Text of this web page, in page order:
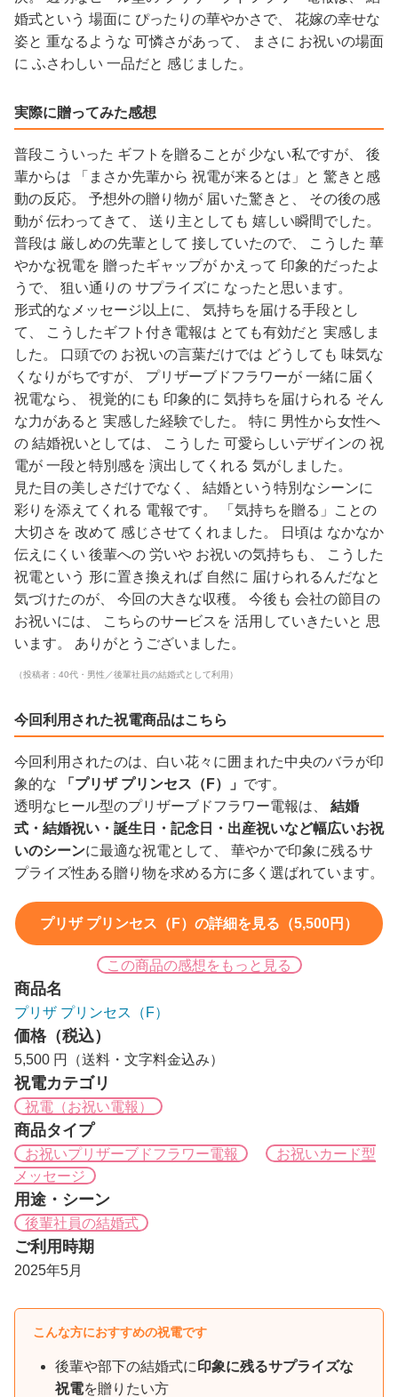
婚式という 場面に ぴったりの華やかさで、 花嫁の幸せな
姿と 重なるような 可憐さがあって、 まさに お祝いの場面
に ふさわしい 一品だと 感じました。
実際に贈ってみた感想
普段こういった ギフトを贈ることが 少ない私ですが、 後
輩からは 「まさか先輩から 祝電が来るとは」と 驚きと感
動の反応。 予想外の贈り物が 届いた驚きと、 その後の感
動が 伝わってきて、 送り主としても 嬉しい瞬間でした。
普段は 厳しめの先輩として 接していたので、 こうした 華
やかな祝電を 贈ったギャップが かえって 印象的だったよ
うで、 狙い通りの サプライズに なったと思います。
形式的なメッセージ以上に、 気持ちを届ける手段とし
て、 こうしたギフト付き電報は とても有効だと 実感しま
した。 口頭での お祝いの言葉だけでは どうしても 味気な
くなりがちですが、 プリザーブドフラワーが 一緒に届く
祝電なら、 視覚的にも 印象的に 気持ちを届けられる そん
な力があると 実感した経験でした。 特に 男性から女性へ
の 結婚祝いとしては、 こうした 可愛らしいデザインの 祝
電が 一段と特別感を 演出してくれる 気がしました。
見た目の美しさだけでなく、 結婚という特別なシーンに
彩りを添えてくれる 電報です。 「気持ちを贈る」ことの
大切さを 改めて 感じさせてくれました。 日頃は なかなか
伝えにくい 後輩への 労いや お祝いの気持ちも、 こうした
祝電という 形に置き換えれば 自然に 届けられるんだなと
気づけたのが、 今回の大きな収穫。 今後も 会社の節目の
お祝いには、 こちらのサービスを 活用していきたいと 思
います。 ありがとうございました。
（投稿者：40代・男性／後輩社員の結婚式として利用）
今回利用された祝電商品はこちら
今回利用されたのは、白い花々に囲まれた中央のバラが印
象的な
「プリザ プリンセス（F）」 です。
透明なヒール型のプリザーブドフラワー電報は、 結婚
式・結婚祝い・誕生日・記念日・出産祝いなど幅広いお祝
いのシーンに最適な祝電として、 華やかで印象に残るサ
プライズ性ある贈り物を求める方に多く選ばれています。
プリザ プリンセス（F）の詳細を見る（5,500円）
この商品の感想をもっと見る
商品名
プリザ プリンセス（F）
価格（税込）
5,500 円（送料・文字料金込み）
祝電カテゴリ
祝電（お祝い電報）
商品タイプ
お祝いプリザーブドフラワー電報
お祝いカード型
メッセージ
用途・シーン
後輩社員の結婚式
ご利用時期
2025年5月
こんな方におすすめの祝電です
後輩や部下の結婚式に印象に残るサプライズな
祝電を贈りたい方